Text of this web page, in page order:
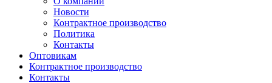
Новости
Контрактное производство
Политика
Контакты
Оптовикам
Контрактное производство
Контакты